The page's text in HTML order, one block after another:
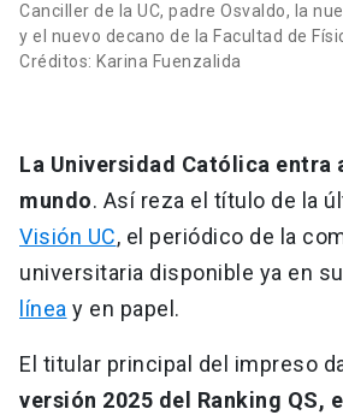
Canciller de la UC, padre Osvaldo, la
y el nuevo decano de la Facultad de
Créditos: Karina Fuenzalida
La Universidad Católica entra
mundo. Así reza el título de la
Visión UC, el periódico de la
universitaria disponible ya en su
línea y en papel.
El titular principal del impreso
versión 2025 del Ranking QS,